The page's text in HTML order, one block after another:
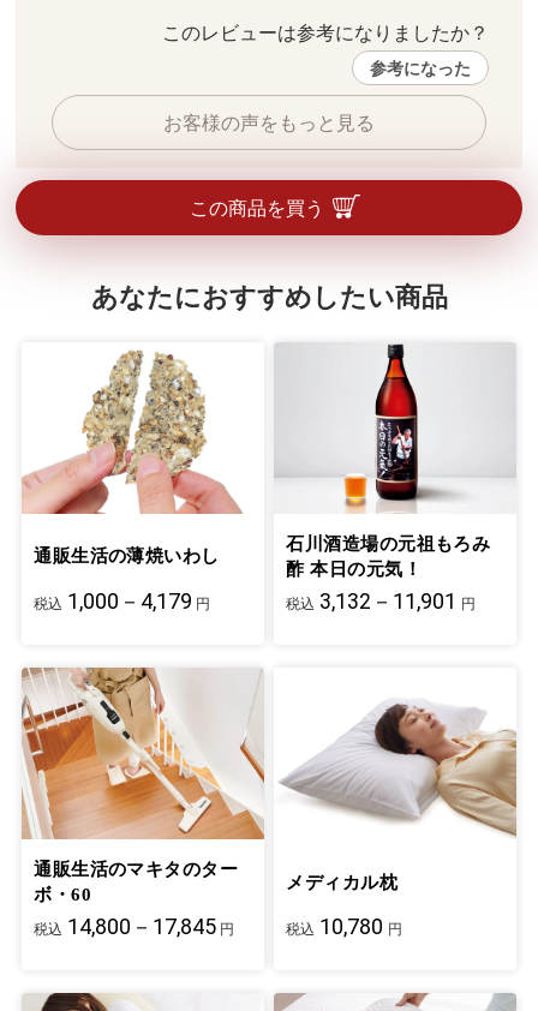
このレビューは参考になりましたか？
参考になった
お客様の声をもっと見る
この商品を買う
あなたにおすすめしたい商品
通販生活の薄焼いわし
税込 1,000－4,179 円
石川酒造場の元祖もろみ
酢 本日の元気！
税込 3,132－11,901 円
通販生活のマキタのター
ボ・60
税込 14,800－17,845 円
メディカル枕
税込 10,780 円